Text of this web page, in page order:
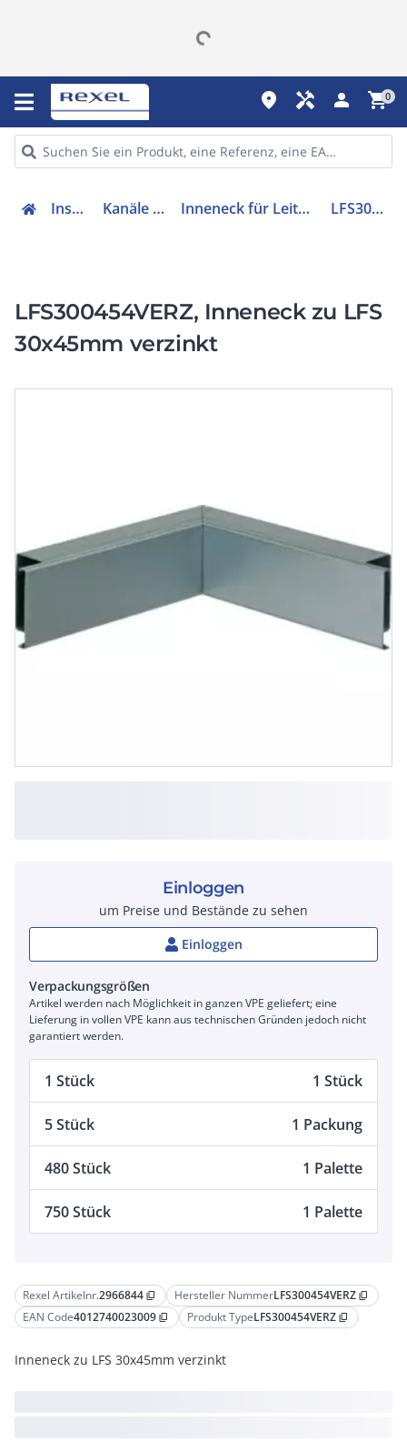
place handyman person shopping_cart0
Installation Kanäle & Zubehör Inneneck für Leitungsführungskanal LFS300454VERZ
LFS300454VERZ, Inneneck zu LFS
30x45mm verzinkt
Rexel Artikelnr.2966844 content_copy Hersteller NummerLFS300454VERZ content_copy
EAN Code4012740023009 content_copy Produkt TypeLFS300454VERZ content_copy
Inneneck zu LFS 30x45mm verzinkt
Einloggen
um Preise und Bestände zu sehen
Einloggen
Verpackungsgrößen
Artikel werden nach Möglichkeit in ganzen VPE geliefert; eine
Lieferung in vollen VPE kann aus technischen Gründen jedoch nicht
garantiert werden.
1 Stück 1 Stück
5 Stück 1 Packung
480 Stück 1 Palette
750 Stück 1 Palette